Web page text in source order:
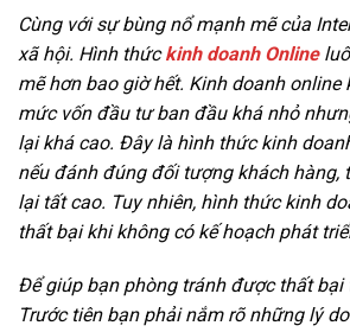
Cùng với sự bùng nổ mạnh mẽ của
xã hội. Hình thứckinh doanh Online
mẽ hơn bao giờ hết. Kinh doanh online
mức vốn đầu tư ban đầu khá nhỏ
lại khá cao. Đây là hình thức kinh
nếu đánh đúng đối tượng khách hàng,
lại tất cao. Tuy nhiên, hình thức kinh
thất bại khi không có kế hoạch phát
Để giúp bạn phòng tránh được thất bại
Trước tiên bạn phải nắm rõ những lý